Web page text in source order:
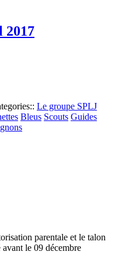
2017
Le groupe SPLJ
Bleus Scouts Guides
parentale et le talon
le 09 décembre